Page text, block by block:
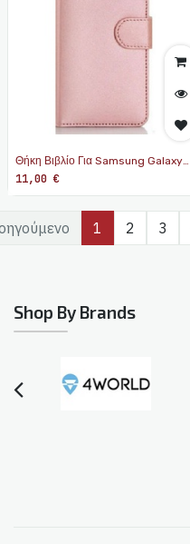
Θήκη Βιβλίο Για Samsung Galaxy
A53 5G Ροζ - Χρυσό
11,00 €
1 2 3
Shop By Brands